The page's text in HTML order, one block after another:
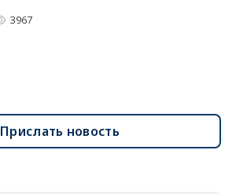
3967
Прислать новость